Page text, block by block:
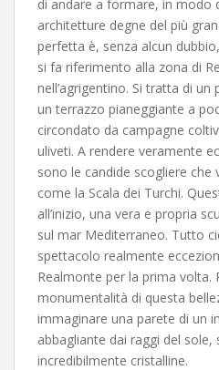
di andare a formare, in modo
architetture degne del più
perfetta è, senza alcun
si fa riferimento alla zona di
nell’agrigentino. Si tratta di
un terrazzo pianeggiante a
circondato da campagne
uliveti. A rendere veramente
sono le candide scogliere
come la Scala dei Turchi.
all’inizio, una vera e propria
sul mar Mediterraneo. Tutto
spettacolo realmente
Realmonte per la prima volta.
monumentalità di questa
immaginare una parete di un
abbagliante dai raggi del sole,
incredibilmente cristalline.